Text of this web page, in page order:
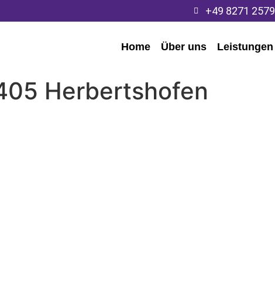
+49 8271 2579
Home Über uns Leistungen
Herbertshofen